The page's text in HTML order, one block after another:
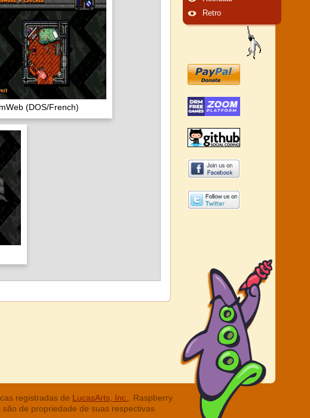
(DOS/French)
Retro
registradas de LucasArts, Inc.
. Raspberry
de propriedade de suas respectivas